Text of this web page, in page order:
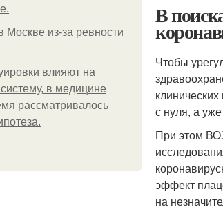
Москве из-за ревности
влияют на
в медицине
рассматривалось
В
Чтобы
с нуля, а
При этом
эффект
на